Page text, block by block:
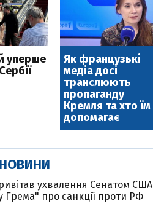
уперше
Як французькі
медіа досі
транслюють
пропаганду
Кремля та хто їм
допомагає
ухвалення Сенатом США
Грема" про санкції проти РФ